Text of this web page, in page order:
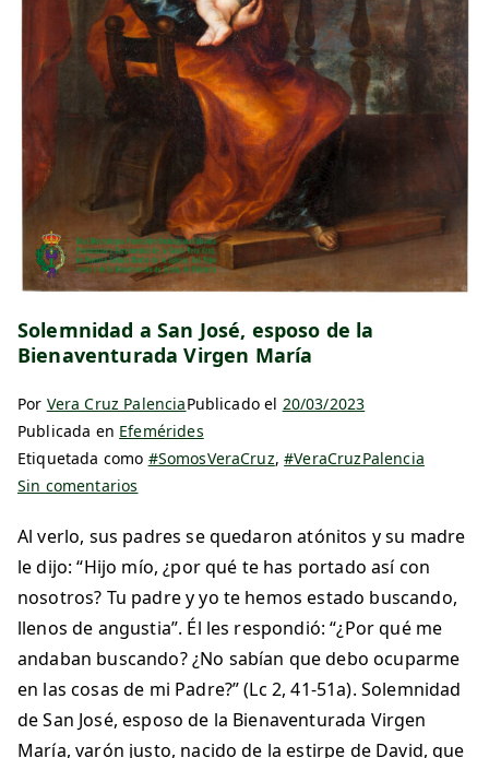
Solemnidad a San José, esposo de la
Bienaventurada Virgen María
Por Vera Cruz PalenciaPublicado el 20/03/2023
Publicada en Efemérides
Etiquetada como #SomosVeraCruz,#VeraCruzPalencia
Sin comentarios
Al verlo, sus padres se quedaron atónitos y su madre
le dijo: “Hijo mío, ¿por qué te has portado así con
nosotros? Tu padre y yo te hemos estado buscando,
llenos de angustia”. Él les respondió: “¿Por qué me
andaban buscando? ¿No sabían que debo ocuparme
en las cosas de mi Padre?” (Lc 2, 41-51a). Solemnidad
de San José, esposo de la Bienaventurada Virgen
María, varón justo, nacido de la estirpe de David, que